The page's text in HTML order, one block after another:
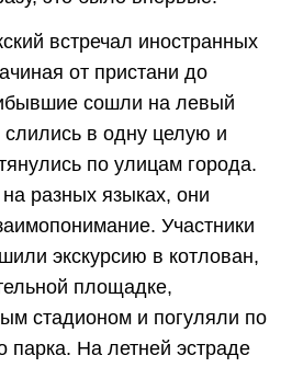
встречал иностранных
от пристани до
сошли на левый
слились в одну целую и
по улицам города.
разных языках, они
Участники
экскурсию в котлован,
площадке,
стадионом и погуляли по
парка. На летней эстраде